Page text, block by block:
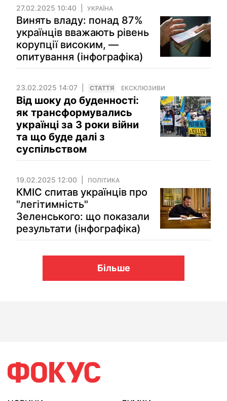
27.02.2025 10:40 УКРАЇНА
Винять владу: понад 87%
українців вважають рівень
корупції високим, —
опитування (інфографіка)
23.02.2025 14:07 СТАТТЯ ЕКСКЛЮЗИВИ
Від шоку до буденності:
як трансформувались
українці за 3 роки війни
та що буде далі з
суспільством
19.02.2025 12:00 ПОЛІТИКА
КМІС спитав українців про
"легітимність"
Зеленського: що показали
результати (інфографіка)
Більше